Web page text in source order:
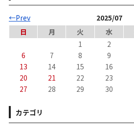
←Prev 2025/07
日
月 火 水
1
2
6
7 8 9
13
14 15 16
20
21 22 23
27
28 29 30
カテゴリ